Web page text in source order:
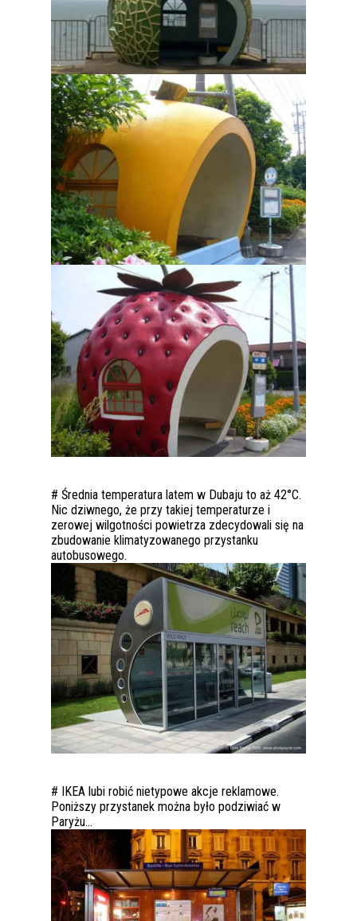
# Średnia temperatura latem w Dubaju to aż 42°C.
Nic dziwnego, że przy takiej temperaturze i
zerowej wilgotności powietrza zdecydowali się na
zbudowanie klimatyzowanego przystanku
autobusowego.
# IKEA lubi robić nietypowe akcje reklamowe.
Poniższy przystanek można było podziwiać w
Paryżu…